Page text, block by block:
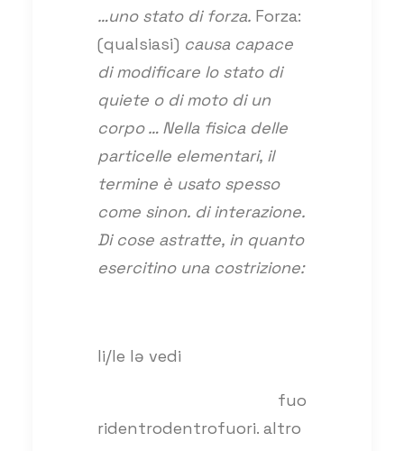
…uno stato di forza. Forza:
(qualsiasi) causa capace
di modificare lo stato di
quiete o di moto di un
corpo … Nella fisica delle
particelle elementari, il
termine è usato spesso
come sinon. di interazione.
Di cose astratte, in quanto
esercitino una costrizione:
li/le lə vedi
fuo
ridentrodentrofuori. altro